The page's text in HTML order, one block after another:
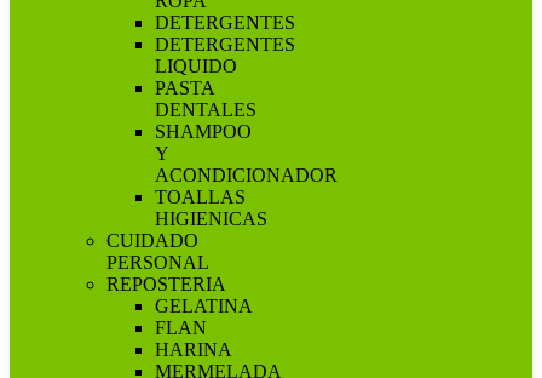
DETERGENTES
DETERGENTES
LIQUIDO
PASTA
DENTALES
SHAMPOO
Y
ACONDICIONADOR
TOALLAS
HIGIENICAS
CUIDADO
PERSONAL
REPOSTERIA
GELATINA
FLAN
HARINA
MERMELADA